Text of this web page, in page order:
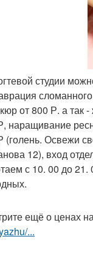
студии
от 800 Р. а так
наращивание
(голень. Освежи
12), вход
с 10. 00 до 21.
ещё о ценах
...